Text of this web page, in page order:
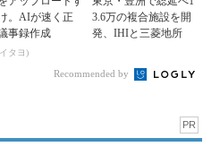
。AIが速く正
事録作成
タヨ)
3.6万の複合施設を開
発、IHIと三菱地所
Recommended by
PR